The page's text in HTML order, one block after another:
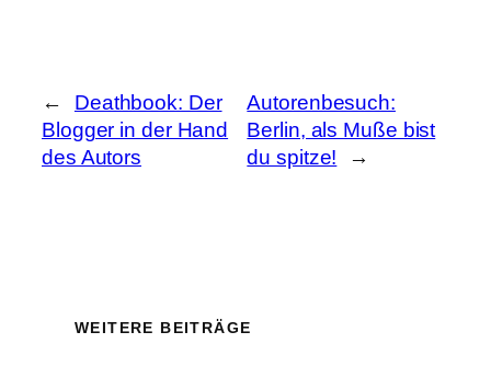
←
Deathbook: Der
Blogger in der Hand
des Autors
Autorenbesuch:
Berlin, als Muße bist
du spitze!
→
WEITERE BEITRÄGE